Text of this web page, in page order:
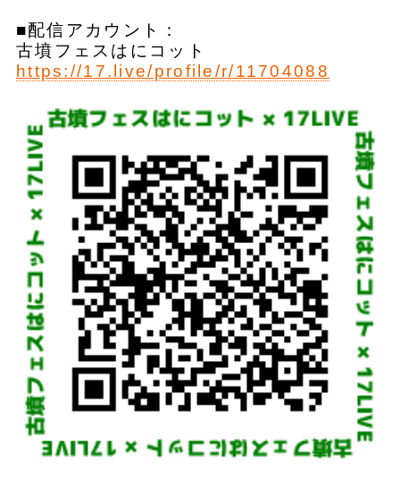
■配信アカウント：
古墳フェスはにコット
https://17.live/profile/r/11704088